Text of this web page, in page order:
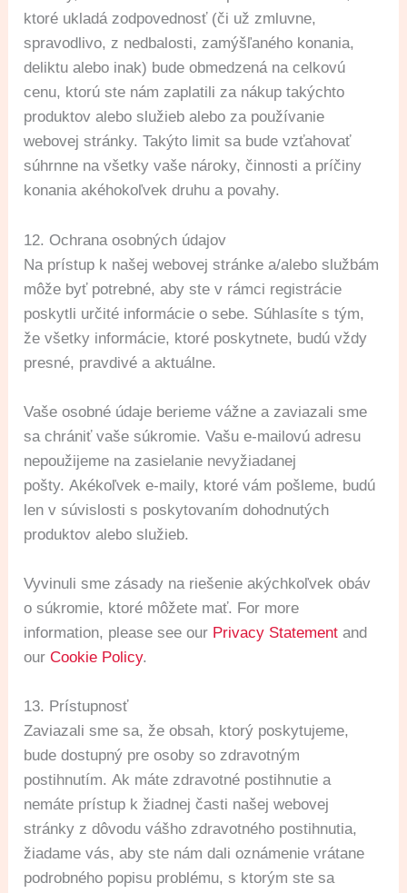
ktoré ukladá zodpovednosť (či už zmluvne,
spravodlivo, z nedbalosti, zamýšľaného konania,
deliktu alebo inak) bude obmedzená na celkovú
cenu, ktorú ste nám zaplatili za nákup takýchto
produktov alebo služieb alebo za používanie
webovej stránky. Takýto limit sa bude vzťahovať
súhrnne na všetky vaše nároky, činnosti a príčiny
konania akéhokoľvek druhu a povahy.
12. Ochrana osobných údajov
Na prístup k našej webovej stránke a/alebo službám
môže byť potrebné, aby ste v rámci registrácie
poskytli určité informácie o sebe. Súhlasíte s tým,
že všetky informácie, ktoré poskytnete, budú vždy
presné, pravdivé a aktuálne.
Vaše osobné údaje berieme vážne a zaviazali sme
sa chrániť vaše súkromie. Vašu e-mailovú adresu
nepoužijeme na zasielanie nevyžiadanej
pošty. Akékoľvek e-maily, ktoré vám pošleme, budú
len v súvislosti s poskytovaním dohodnutých
produktov alebo služieb.
Vyvinuli sme zásady na riešenie akýchkoľvek obáv
o súkromie, ktoré môžete mať. For more
information, please see our Privacy Statement and
ourCookie Policy.
13. Prístupnosť
Zaviazali sme sa, že obsah, ktorý poskytujeme,
bude dostupný pre osoby so zdravotným
postihnutím. Ak máte zdravotné postihnutie a
nemáte prístup k žiadnej časti našej webovej
stránky z dôvodu vášho zdravotného postihnutia,
žiadame vás, aby ste nám dali oznámenie vrátane
podrobného popisu problému, s ktorým ste sa